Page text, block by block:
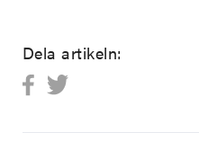
Dela artikeln: